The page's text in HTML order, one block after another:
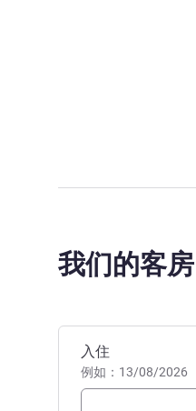
我们的客房
预订此酒店
入住
例如：13/08/2026